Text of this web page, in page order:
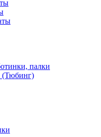
палки
(Тюбинг)